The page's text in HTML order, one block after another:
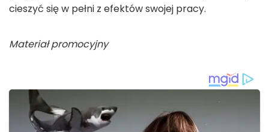
cieszyć się w pełni z efektów swojej pracy.
Materiał promocyjny